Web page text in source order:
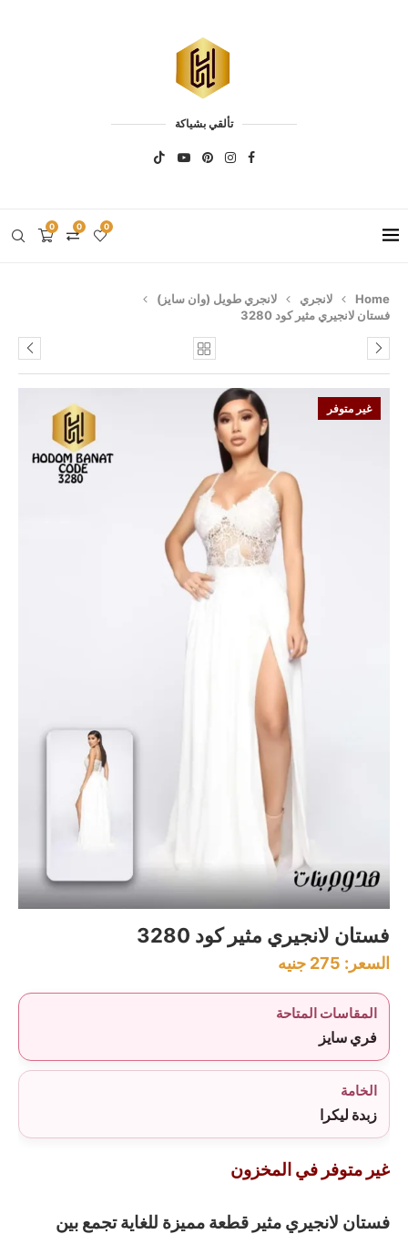
تألقي بشياكة
0 0 0
Home لانجري
لانجري طويل (وان سايز)
فستان لانجيري مثير كود 3280
غير متوفر
فستان لانجيري مثير كود 3280
السعر: 275 جنيه
المقاسات المتاحة
فري سايز
الخامة
زبدة ليكرا
غير متوفر في المخزون
فستان لانجيري مثير قطعة مميزة للغاية تجمع بين